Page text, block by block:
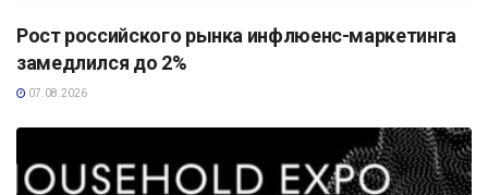
Рост российского рынка инфлюенс-маркетинга
замедлился до 2%
07.08.2026